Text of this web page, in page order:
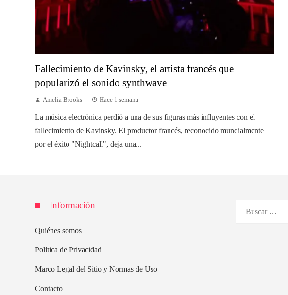
Fallecimiento de Kavinsky, el artista francés que
popularizó el sonido synthwave
Amelia Brooks Hace 1 semana
La música electrónica perdió a una de sus figuras más influyentes con el
fallecimiento de Kavinsky. El productor francés, reconocido mundialmente
por el éxito "Nightcall", deja una...
Información
Quiénes somos
Política de Privacidad
Marco Legal del Sitio y Normas de Uso
Contacto